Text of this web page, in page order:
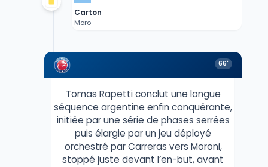
Carton
Moro
66'
Tomas Rapetti conclut une longue
séquence argentine enfin conquérante,
initiée par une série de phases serrées
puis élargie par un jeu déployé
orchestré par Carreras vers Moroni,
stoppé juste devant l’en-but, avant